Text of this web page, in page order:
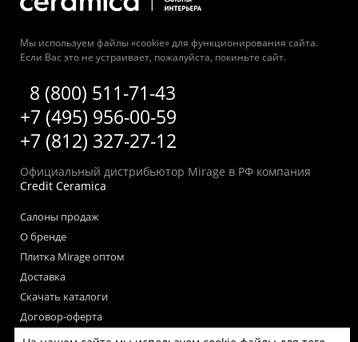
Мы используем файлы «cookie» для функционирования сайта.
Если Вас это не устраивает, пожалуйста, покиньте сайт.
8 (800) 511-71-43
+7 (495) 956-00-59
+7 (812) 327-27-12
Официальный дистрибьютор Mirage в РФ компания
Credit Ceramica
Салоны продаж
О бренде
Плитка Mirage оптом
Доставка
Скачать каталоги
Договор-оферта
Пользовательское соглашение